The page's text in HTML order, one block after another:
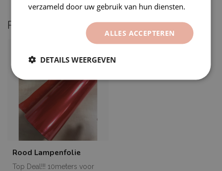
Recent bekeken
Rood Lampenfolie
Top Deal!!! 10meters voor
verzameld door uw gebruik van hun diensten.
ALLES ACCEPTEREN
DETAILS WEERGEVEN